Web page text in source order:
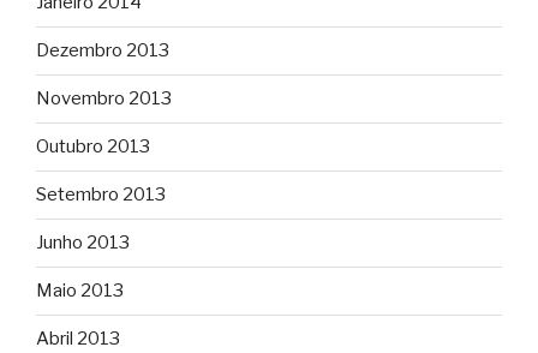
Dezembro 2013
Novembro 2013
Outubro 2013
Setembro 2013
Junho 2013
Maio 2013
Abril 2013